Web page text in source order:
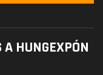
HUNGEXPÓN